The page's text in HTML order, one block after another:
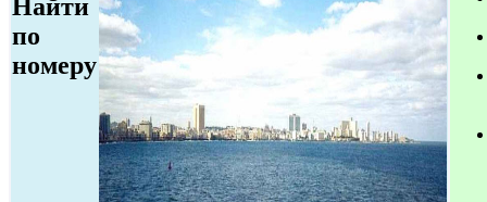
Найти
по
номеру